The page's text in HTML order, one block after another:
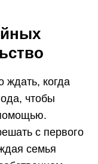
ждать, когда
чтобы
с первого
семья